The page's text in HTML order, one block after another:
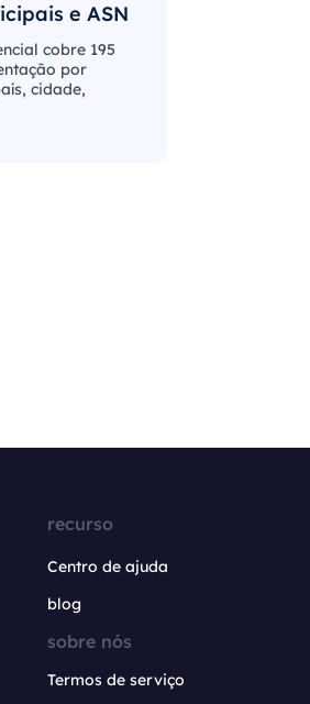
e ASN
cobre 195
por
cidade,
recurso
Centro de ajuda
blog
sobre nós
Termos de serviço